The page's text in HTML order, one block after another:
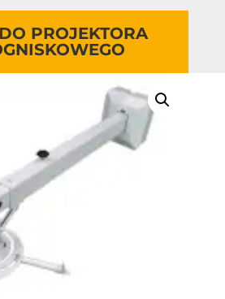
PROJEKTORA